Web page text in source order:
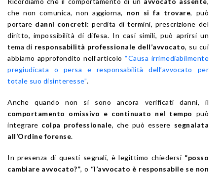
che non comunica, non aggiorna, non si fa trovare, può
portare danni concreti: perdita di termini, prescrizione del
diritto, impossibilità di difesa. In casi simili, può aprirsi un
tema di responsabilità professionale dell’avvocato, su cui
abbiamo approfondito nell’articolo “Causa irrimediabilmente
pregiudicata o persa e responsabilità dell’avvocato per
totale suo disinteresse”.
Anche quando non si sono ancora verificati danni, il
comportamento omissivo e continuato nel tempo può
integrare colpa professionale, che può essere segnalata
all’Ordine forense.
In presenza di questi segnali, è legittimo chiedersi “posso
cambiare avvocato?”, o “l’avvocato è responsabile se non